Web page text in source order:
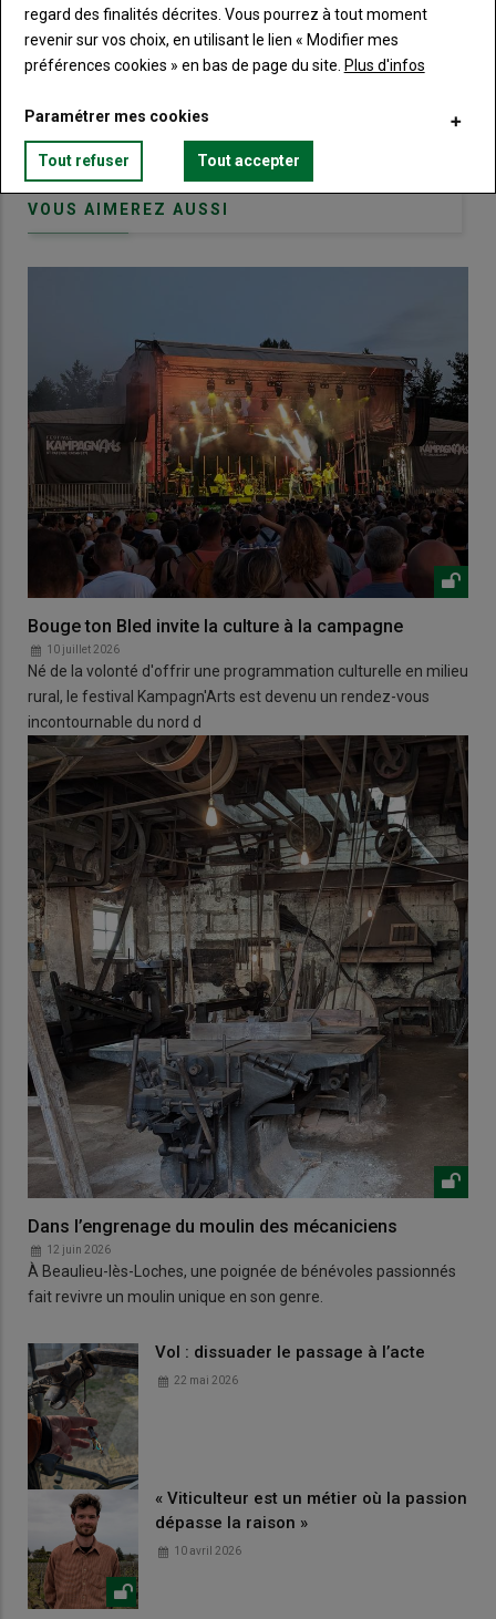
BodyChoisissez votre formule et créez votre
compte pour accéder à tout Terre de
Touraine.
Lien Créez un compte
VOUS AIMEREZ AUSSI
Bouge ton Bled invite la culture à la campagne
10 juillet 2026
Né de la volonté d'offrir une programmation culturelle en milieu
rural, le festival Kampagn'Arts est devenu un rendez-vous
incontournable du nord d
Dans l’engrenage du moulin des mécaniciens
12 juin 2026
À Beaulieu-lès-Loches, une poignée de bénévoles passionnés
fait revivre un moulin unique en son genre.
Vol : dissuader le passage à l’acte
22 mai 2026
« Viticulteur est un métier où la passion
dépasse la raison »
10 avril 2026
regard des finalités décrites. Vous pourrez à tout moment
revenir sur vos choix, en utilisant le lien « Modifier mes
préférences cookies » en bas de page du site. Plus d'infos
Paramétrer mes cookies
Tout refuser Tout accepter